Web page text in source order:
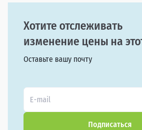
Хотите отслеживать
изменение цены на
Оставьте вашу почту
Подписаться